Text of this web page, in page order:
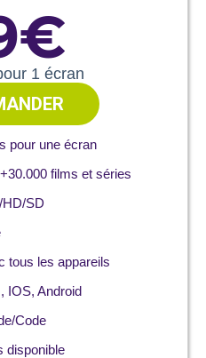
1 écran
pour une écran
films et séries
SD
tous les appareils
IOS, Android
Code
disponible